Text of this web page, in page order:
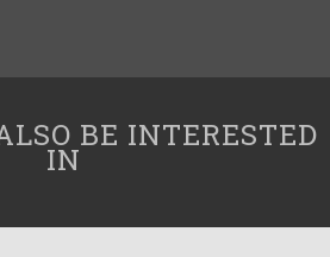
BE INTERESTED
IN